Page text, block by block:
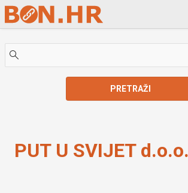
Skip to Main Content
PRETRAŽI
PUT U SVIJET d.o.o.